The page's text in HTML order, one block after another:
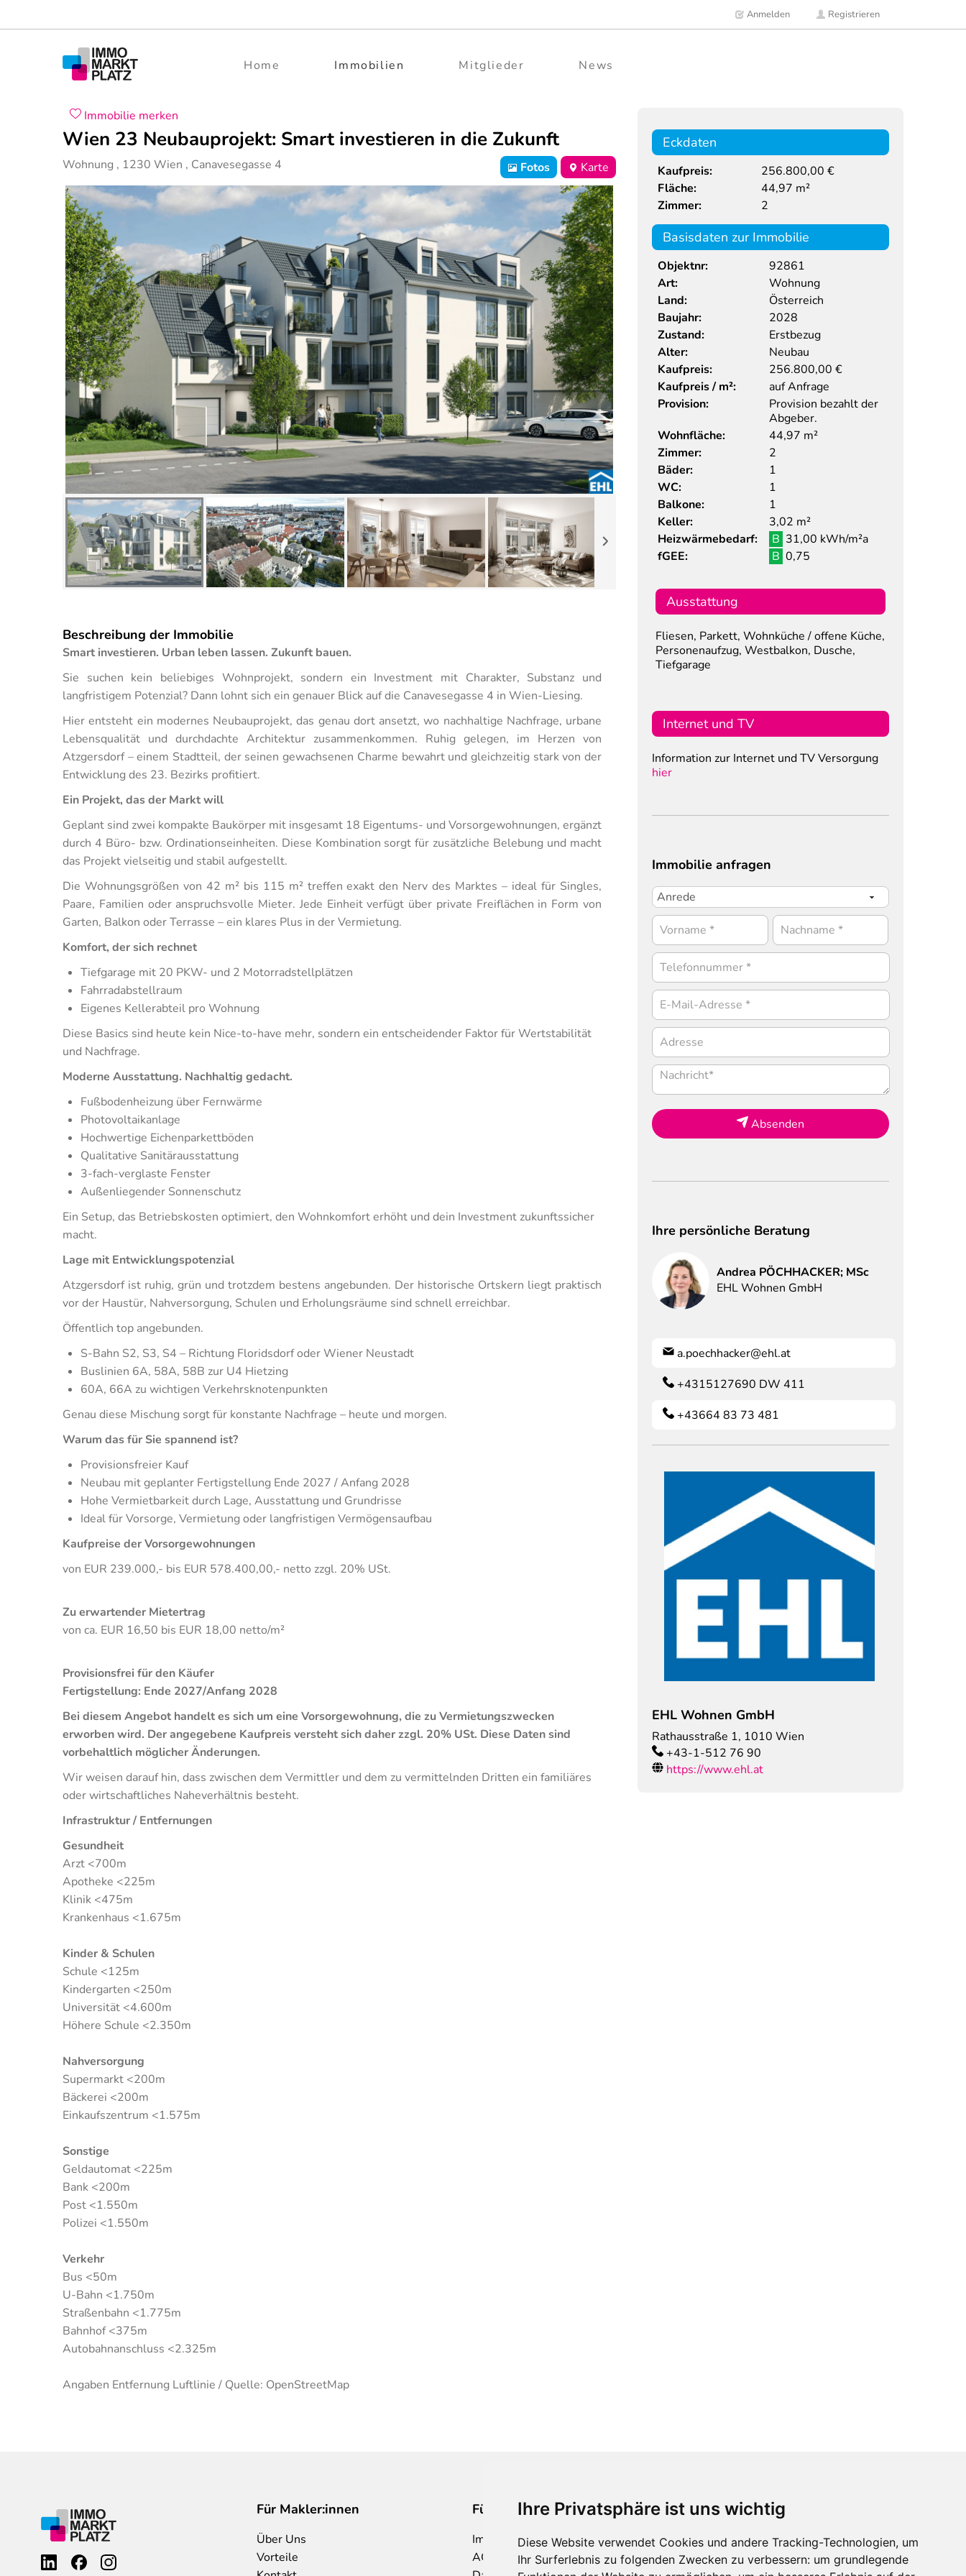
Ihre Privatsphäre ist uns wichtig
Diese Website verwendet Cookies und andere Tracking-Technologien, um
Ihr Surferlebnis zu folgenden Zwecken zu verbessern: um grundlegende
Anmelden Registrieren
Home Immobilien Mitglieder News
Immobilie merken
Wien 23 Neubauprojekt: Smart investieren in die Zukunft
Wohnung , 1230 Wien , Canavesegasse 4 Fotos Karte
Beschreibung der Immobilie
Smart investieren. Urban leben lassen. Zukunft bauen.
Sie suchen kein beliebiges Wohnprojekt, sondern ein Investment mit Charakter, Substanz und
langfristigem Potenzial? Dann lohnt sich ein genauer Blick auf die Canavesegasse 4 in Wien-Liesing.
Hier entsteht ein modernes Neubauprojekt, das genau dort ansetzt, wo nachhaltige Nachfrage, urbane
Lebensqualität und durchdachte Architektur zusammenkommen. Ruhig gelegen, im Herzen von
Atzgersdorf – einem Stadtteil, der seinen gewachsenen Charme bewahrt und gleichzeitig stark von der
Entwicklung des 23. Bezirks profitiert.
Ein Projekt, das der Markt will
Geplant sind zwei kompakte Baukörper mit insgesamt 18 Eigentums- und Vorsorgewohnungen, ergänzt
durch 4 Büro- bzw. Ordinationseinheiten. Diese Kombination sorgt für zusätzliche Belebung und macht
das Projekt vielseitig und stabil aufgestellt.
Die Wohnungsgrößen von 42 m² bis 115 m² treffen exakt den Nerv des Marktes – ideal für Singles,
Paare, Familien oder anspruchsvolle Mieter. Jede Einheit verfügt über private Freiflächen in Form von
Garten, Balkon oder Terrasse – ein klares Plus in der Vermietung.
Komfort, der sich rechnet
Tiefgarage mit 20 PKW- und 2 Motorradstellplätzen
Fahrradabstellraum
Eigenes Kellerabteil pro Wohnung
Diese Basics sind heute kein Nice-to-have mehr, sondern ein entscheidender Faktor für Wertstabilität
und Nachfrage.
Moderne Ausstattung. Nachhaltig gedacht.
Fußbodenheizung über Fernwärme
Photovoltaikanlage
Hochwertige Eichenparkettböden
Qualitative Sanitärausstattung
3-fach-verglaste Fenster
Außenliegender Sonnenschutz
Ein Setup, das Betriebskosten optimiert, den Wohnkomfort erhöht und dein Investment zukunftssicher
macht.
Lage mit Entwicklungspotenzial
Atzgersdorf ist ruhig, grün und trotzdem bestens angebunden. Der historische Ortskern liegt praktisch
vor der Haustür, Nahversorgung, Schulen und Erholungsräume sind schnell erreichbar.
Öffentlich top angebunden.
S-Bahn S2, S3, S4 – Richtung Floridsdorf oder Wiener Neustadt
Buslinien 6A, 58A, 58B zur U4 Hietzing
60A, 66A zu wichtigen Verkehrsknotenpunkten
Genau diese Mischung sorgt für konstante Nachfrage – heute und morgen.
Warum das für Sie spannend ist?
Provisionsfreier Kauf
Neubau mit geplanter Fertigstellung Ende 2027 / Anfang 2028
Hohe Vermietbarkeit durch Lage, Ausstattung und Grundrisse
Ideal für Vorsorge, Vermietung oder langfristigen Vermögensaufbau
Kaufpreise der Vorsorgewohnungen
von EUR 239.000,- bis EUR 578.400,00,- netto zzgl. 20% USt.
Zu erwartender Mietertrag
von ca. EUR 16,50 bis EUR 18,00 netto/m²
Provisionsfrei für den Käufer
Fertigstellung: Ende 2027/Anfang 2028
Bei diesem Angebot handelt es sich um eine Vorsorgewohnung, die zu Vermietungszwecken
erworben wird. Der angegebene Kaufpreis versteht sich daher zzgl. 20% USt. Diese Daten sind
vorbehaltlich möglicher Änderungen.
Wir weisen darauf hin, dass zwischen dem Vermittler und dem zu vermittelnden Dritten ein familiäres
oder wirtschaftliches Naheverhältnis besteht.
Infrastruktur / Entfernungen
Gesundheit
Arzt <700m
Apotheke <225m
Klinik <475m
Krankenhaus <1.675m
Kinder & Schulen
Schule <125m
Kindergarten <250m
Universität <4.600m
Höhere Schule <2.350m
Nahversorgung
Supermarkt <200m
Bäckerei <200m
Einkaufszentrum <1.575m
Sonstige
Geldautomat <225m
Bank <200m
Post <1.550m
Polizei <1.550m
Verkehr
Bus <50m
U-Bahn <1.750m
Straßenbahn <1.775m
Bahnhof <375m
Autobahnanschluss <2.325m
Angaben Entfernung Luftlinie / Quelle: OpenStreetMap
Eckdaten
Kaufpreis:
256.800,00 €
Fläche:
44,97 m²
Zimmer:
2
Basisdaten zur Immobilie
Objektnr:
92861
Art:
Wohnung
Land:
Österreich
Baujahr:
2028
Zustand:
Erstbezug
Alter:
Neubau
Kaufpreis:
256.800,00 €
Kaufpreis / m²:
auf Anfrage
Provision:
Provision bezahlt der
Abgeber.
Wohnfläche:
44,97 m²
Zimmer:
2
Bäder:
1
WC:
1
Balkone:
1
Keller:
3,02 m²
Heizwärmebedarf:
B 31,00 kWh/m²a
fGEE:
B 0,75
Ausstattung
Fliesen, Parkett, Wohnküche / offene Küche,
Personenaufzug, Westbalkon, Dusche,
Tiefgarage
Internet und TV
Information zur Internet und TV Versorgung
hier
Immobilie anfragen
Absenden
Ihre persönliche Beratung
Andrea PÖCHHACKER; MSc
EHL Wohnen GmbH
a.poechhacker@ehl.at
+4315127690 DW 411
+43664 83 73 481
EHL Wohnen GmbH
Rathausstraße 1, 1010 Wien
+43-1-512 76 90
https://www.ehl.at
Für Makler:innen
Über Uns
Vorteile
Für Makler:innen
Impressum
AGB
Immobilienmarktplatz Newsletter
Erhalten Sie regelmäßig Neuigkeiten und
Serviceangebote zu Themen rund um die
Immobilie.